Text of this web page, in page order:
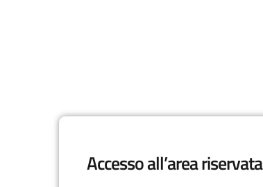
Accesso all’area riservata